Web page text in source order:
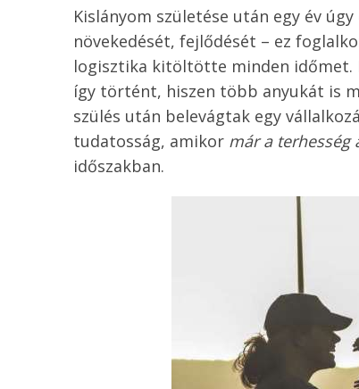
Kislányom születése után egy év
növekedését, fejlődését – ez
logisztika kitöltötte minden időmet.
így történt, hiszen több anyukát is
szülés után belevágtak egy
tudatosság, amikor már a terhesség
időszakban.